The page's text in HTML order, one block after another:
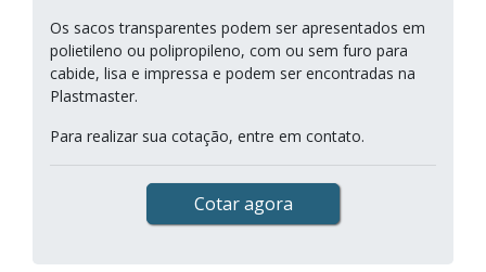
Os sacos transparentes podem ser apresentados em
polietileno ou polipropileno, com ou sem furo para
cabide, lisa e impressa e podem ser encontradas na
Plastmaster.
Para realizar sua cotação, entre em contato.
Cotar agora